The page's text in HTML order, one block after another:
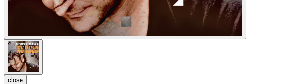
close